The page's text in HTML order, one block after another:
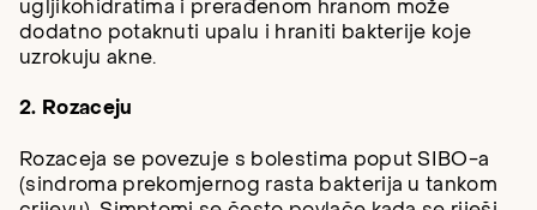
ugljikohidratima i prerađenom hranom može
dodatno potaknuti upalu i hraniti bakterije koje
uzrokuju akne.
2. Rozaceju
Rozaceja se povezuje s bolestima poput SIBO-a
(sindroma prekomjernog rasta bakterija u tankom